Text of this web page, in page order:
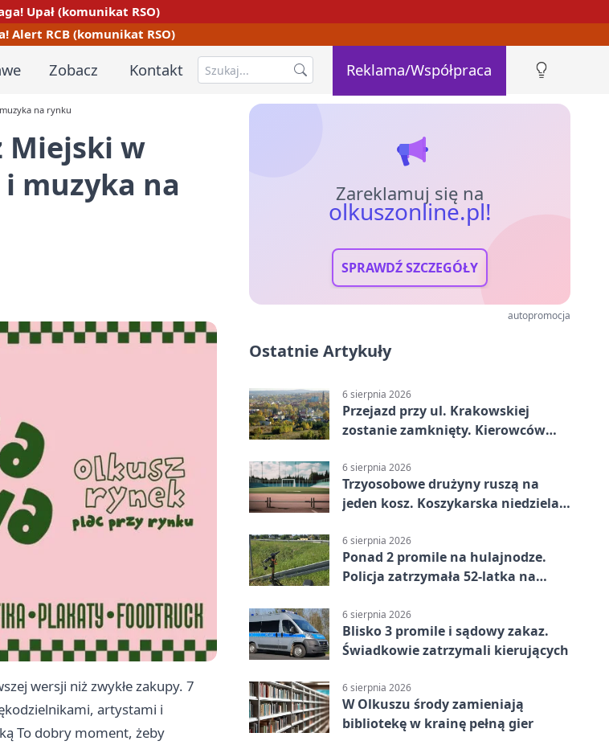
Upał (komunikat RSO)
Alert RCB (komunikat RSO)
Zobacz Kontakt Reklama/Współpraca
na rynku
Miejski w
i muzyka na
wersji niż zwykłe zakupy. 7
artystami i
To dobry moment, żeby
Zareklamuj się na
olkuszonline.pl!
SPRAWDŹ SZCZEGÓŁY
autopromocja
Ostatnie Artykuły
6 sierpnia 2026
Przejazd przy ul. Krakowskiej
zostanie zamknięty. Kierowców
6 sierpnia 2026
Trzyosobowe drużyny ruszą na
jeden kosz. Koszykarska niedziela
6 sierpnia 2026
Ponad 2 promile na hulajnodze.
Policja zatrzymała 52-latka na
6 sierpnia 2026
Blisko 3 promile i sądowy zakaz.
Świadkowie zatrzymali kierujących
6 sierpnia 2026
W Olkuszu środy zamieniają
bibliotekę w krainę pełną gier